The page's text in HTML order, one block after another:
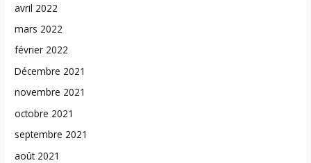
avril 2022
mars 2022
février 2022
Décembre 2021
novembre 2021
octobre 2021
septembre 2021
août 2021